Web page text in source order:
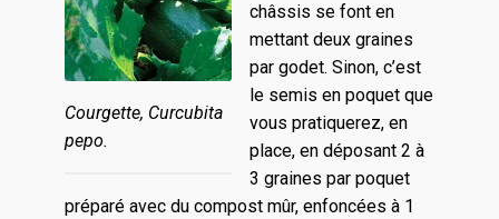
Courgette, Curcubita
pepo.
châssis se font en
mettant deux graines
par godet. Sinon, c’est
le semis en poquet que
vous pratiquerez, en
place, en déposant 2 à
3 graines par poquet
préparé avec du compost mûr, enfoncées à 1